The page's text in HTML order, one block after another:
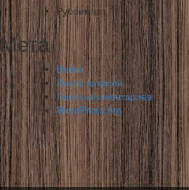
Рубрик нет
Мета
Войти
Лента записей
Лента комментариев
WordPress.org